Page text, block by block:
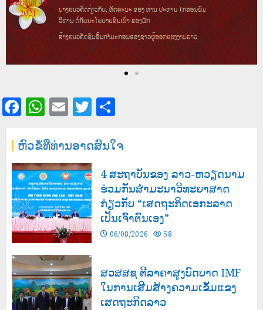
Facebook
WhatsApp
EmailTwitter
ຫົວຂໍ້ທີ່ທ່ານອາດສົນໃຈ
4 ສະຖາບັນຂອງ ລາວ-ຫວຽດນາມ
ຮ່ວມກັນສໍາມະນາວິທະຍາສາດ
ກ່ຽວກັບ “ເສດຖະກິດເອກະລາດ
ເປັນເຈົ້າຕົນເອງ”
06/08/2026 58
ສວສສຊ ຕີລາຄາສູງບົດບາດ IMF
ໃນການເສີມສ້າງຄວາມເຂັ້ມແຂງ
ເສດຖະກິດລາວ